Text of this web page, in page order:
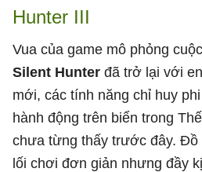
Hunter III
Vua của game mô phỏng
Silent Hunter đã trở lại với
mới, các tính năng chỉ huy
hành động trên biển trong
chưa từng thấy trước đây. Đồ
lối chơi đơn giản nhưng đầy